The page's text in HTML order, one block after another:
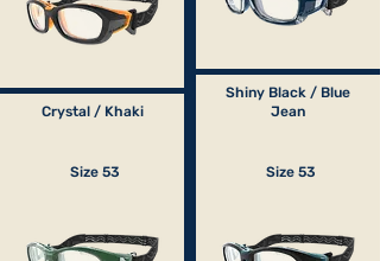
Crystal / Khaki
Size 53
Shiny Black / Blue
Jean
Size 53